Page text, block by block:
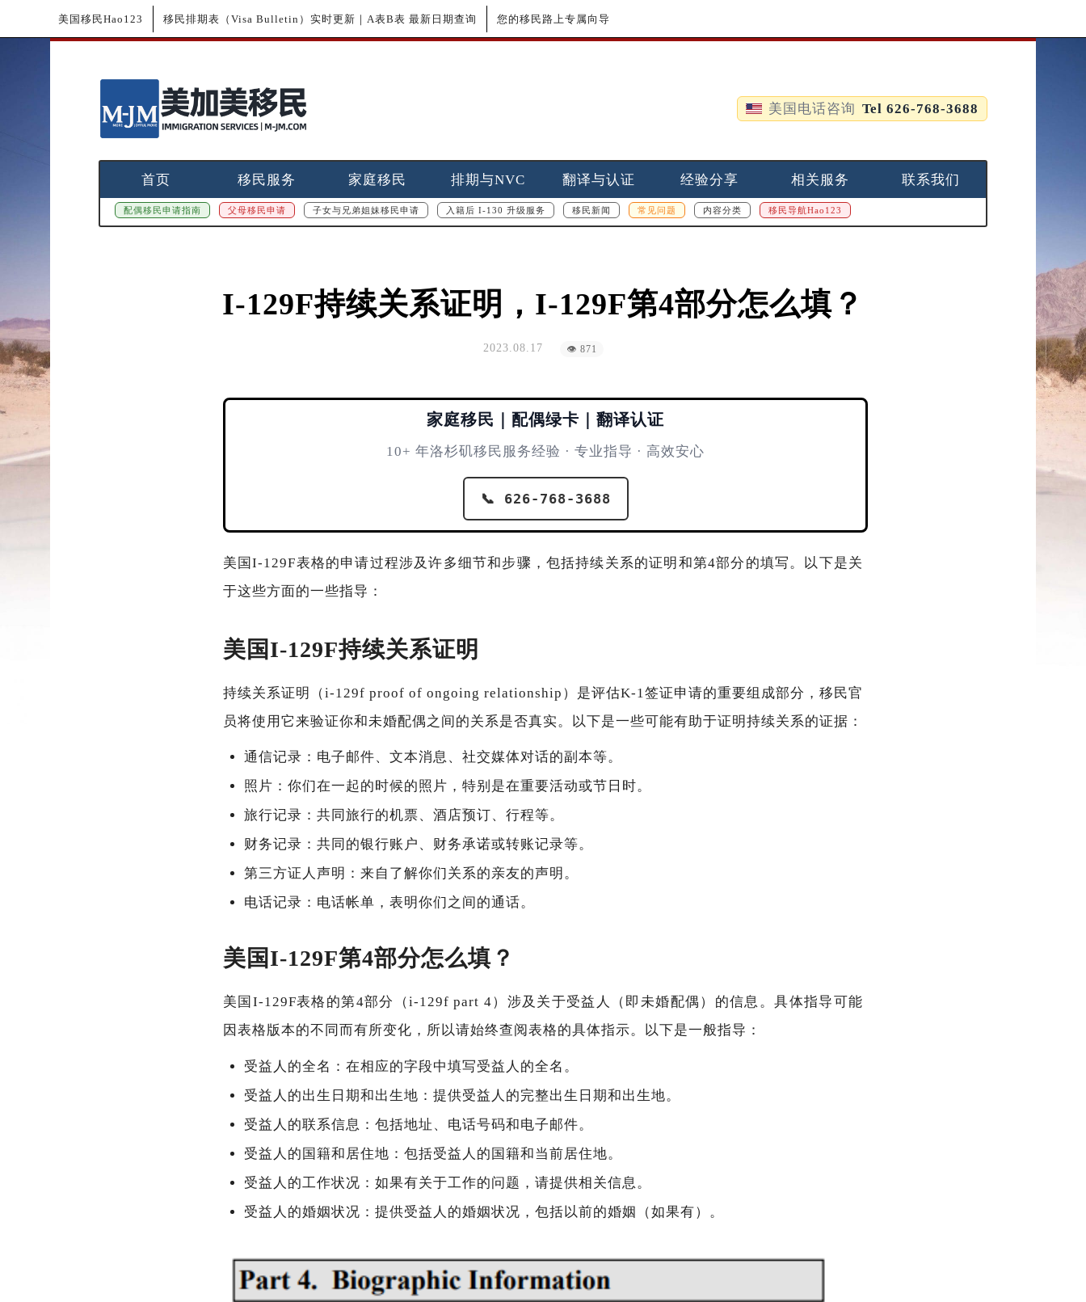
美国移民Hao123 移民排期表（Visa Bulletin）实时更新｜A表B表 最新日期查询 您的移民路上专属向导
美国电话咨询 Tel 626-768-3688
首页 移民服务 家庭移民 排期与NVC 翻译与认证 经验分享 相关服务 联系我们
配偶移民申请指南 父母移民申请 子女与兄弟姐妹移民申请 入籍后 I-130 升级服务 移民新闻 常见问题 内容分类 移民导航Hao123
I-129F持续关系证明，I-129F第4部分怎么填？
2023.08.17 👁 871
家庭移民｜配偶绿卡｜翻译认证
10+ 年洛杉矶移民服务经验 · 专业指导 · 高效安心
📞 626-768-3688
美国I-129F表格的申请过程涉及许多细节和步骤，包括持续关系的证明和第4部分的填写。以下是关
于这些方面的一些指导：
美国I-129F持续关系证明
持续关系证明（i-129f proof of ongoing relationship）是评估K-1签证申请的重要组成部分，移民官
员将使用它来验证你和未婚配偶之间的关系是否真实。以下是一些可能有助于证明持续关系的证据：
通信记录：电子邮件、文本消息、社交媒体对话的副本等。
照片：你们在一起的时候的照片，特别是在重要活动或节日时。
旅行记录：共同旅行的机票、酒店预订、行程等。
财务记录：共同的银行账户、财务承诺或转账记录等。
第三方证人声明：来自了解你们关系的亲友的声明。
电话记录：电话帐单，表明你们之间的通话。
美国I-129F第4部分怎么填？
美国I-129F表格的第4部分（i-129f part 4）涉及关于受益人（即未婚配偶）的信息。具体指导可能
因表格版本的不同而有所变化，所以请始终查阅表格的具体指示。以下是一般指导：
受益人的全名：在相应的字段中填写受益人的全名。
受益人的出生日期和出生地：提供受益人的完整出生日期和出生地。
受益人的联系信息：包括地址、电话号码和电子邮件。
受益人的国籍和居住地：包括受益人的国籍和当前居住地。
受益人的工作状况：如果有关于工作的问题，请提供相关信息。
受益人的婚姻状况：提供受益人的婚姻状况，包括以前的婚姻（如果有）。